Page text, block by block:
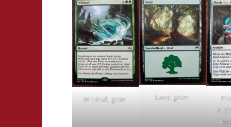
Wildruf, grün Land grün